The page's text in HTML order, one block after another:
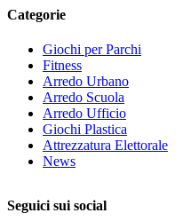
Categorie
Giochi per Parchi
Fitness
Arredo Urbano
Arredo Scuola
Arredo Ufficio
Giochi Plastica
Attrezzatura Elettorale
News
Seguici sui social